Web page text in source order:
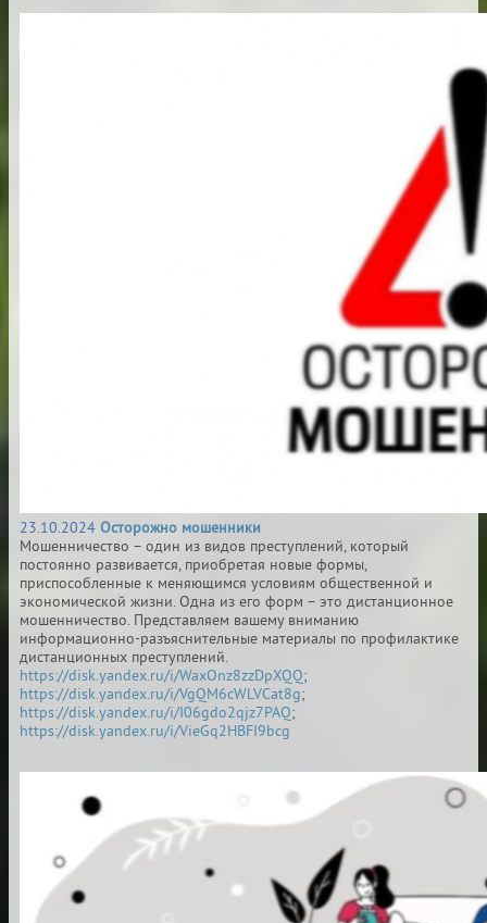
23.10.2024 Осторожно мошенники
Мошенничество – один из видов преступлений, который
постоянно развивается, приобретая новые формы,
приспособленные к меняющимся условиям общественной и
экономической жизни. Одна из его форм – это дистанционное
мошенничество. Представляем вашему вниманию
информационно-разъяснительные материалы по профилактике
дистанционных преступлений.
https://disk.yandex.ru/i/WaxOnz8zzDpXQQ;
https://disk.yandex.ru/i/VgQM6cWLVCat8g;
https://disk.yandex.ru/i/I06gdo2qjz7PAQ;
https://disk.yandex.ru/i/VieGq2HBFI9bcg